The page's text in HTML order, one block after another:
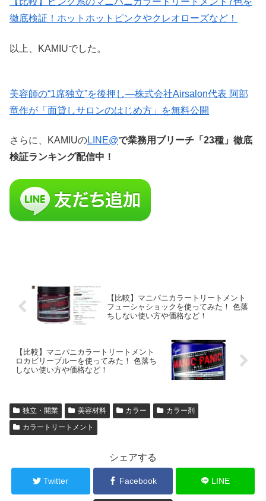
徹底検証！ホットホットピンクやクレオローズなど！
以上、KAMIUでした。
美容師の“1席独立”を後押し—株式会社Airsalon代表 阿部
竜作が「面貸しサロンのはじめ方」を無料公開
さらに、KAMIUのLINE@で業務用ブリーチ「23種」徹底
検証ランキング配信中！
【比較】マニパニカラートリートメント
フューシャショックを使ってみた！ 色落
ちしない使い方や価格など！
【比較】マニパニカラートリートメント
ロカビリーブルーを使ってみた！ 色落ち
しない使い方や価格など！
独立・開業 美容材料 カラー
カラー剤
カラートリートメント
シェアする
Twitter Facebook LINE